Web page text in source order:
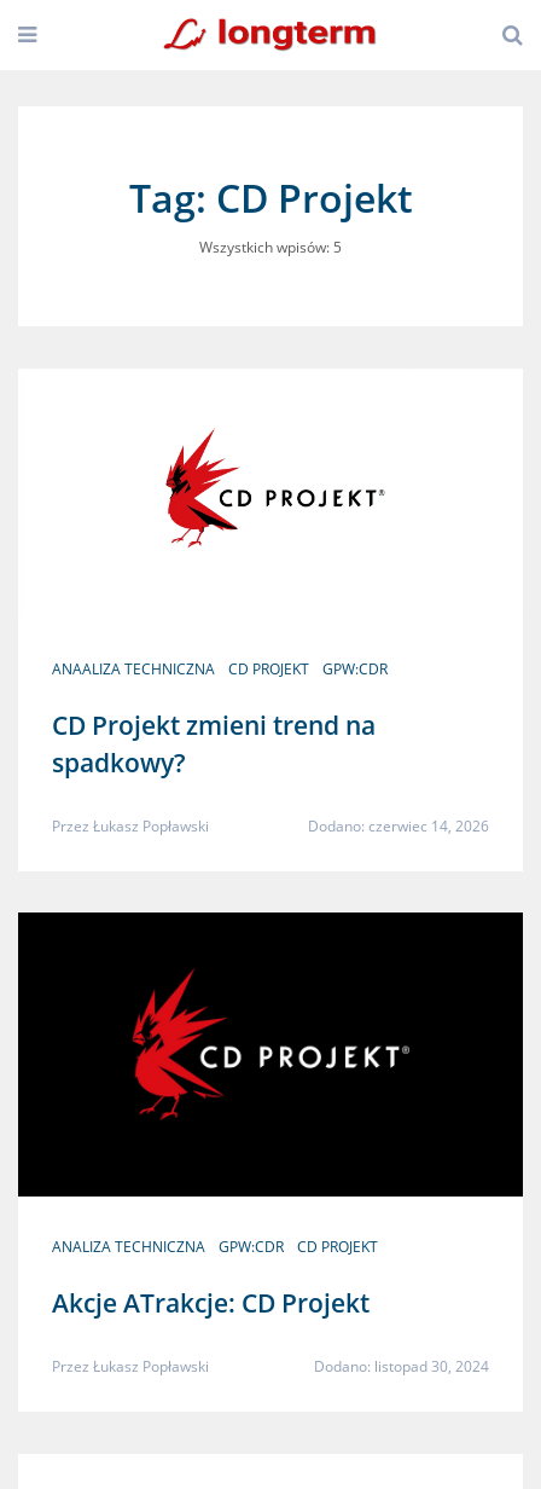
Tag: CD Projekt
Wszystkich wpisów: 5
ANAALIZA TECHNICZNA CD PROJEKT GPW:CDR
CD Projekt zmieni trend na
spadkowy?
Przez Łukasz Popławski Dodano: czerwiec 14, 2026
ANALIZA TECHNICZNA GPW:CDR CD PROJEKT
Akcje ATrakcje: CD Projekt
Przez Łukasz Popławski Dodano: listopad 30, 2024